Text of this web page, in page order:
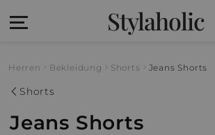
Stylaholic
Herren Bekleidung Shorts Jeans Shorts
Shorts
Jeans Shorts